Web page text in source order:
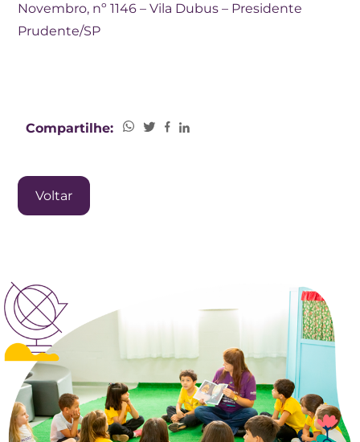
Novembro, nº 1146 – Vila Dubus – Presidente
Prudente/SP
Compartilhe:
Voltar